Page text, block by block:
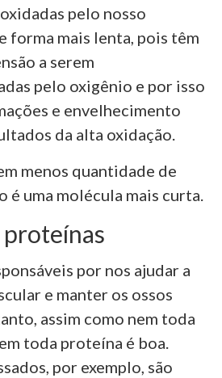
pelo nosso
forma mais lenta, pois têm
a serem
pelo oxigênio e por isso
e envelhecimento
da alta oxidação.
menos quantidade de
é uma molécula mais curta.
proteínas
por nos ajudar a
e manter os ossos
assim como nem toda
toda proteína é boa.
por exemplo, são